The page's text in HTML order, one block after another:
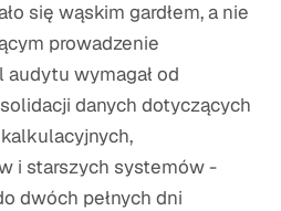
się wąskim gardłem, a nie
prowadzenie
audytu wymagał od
danych dotyczących
i starszych systemów -
dwóch pełnych dni